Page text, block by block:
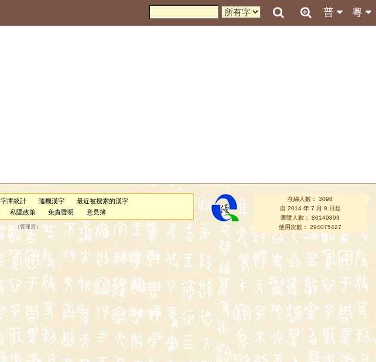
粵
普
字庫統計 隨機漢字
最近被搜索的漢字
私隱政策 免責聲明 意見簿
（管理員 ）
在線人數： 3098
自 2014 年 7 月 8 日起
瀏覽人數： 80149893
使用次數： 294075427